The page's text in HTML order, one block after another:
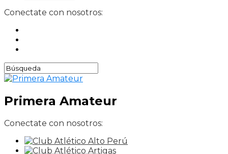
Conectate con nosotros:
Primera Amateur
Conectate con nosotros: